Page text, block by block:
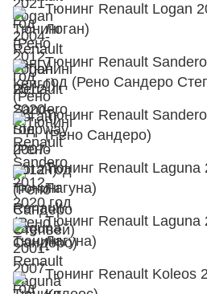
Тюнинг Renault Logan
Логан)
Тюнинг Renault
год (Рено Сандеро
Тюнинг Renault
(Рено Сандеро)
Тюнинг Renault Laguna
Лагуна)
Тюнинг Renault Laguna
Лагуна)
Тюнинг Renault Koleos